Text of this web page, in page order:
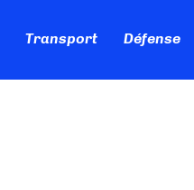
Transport Défense